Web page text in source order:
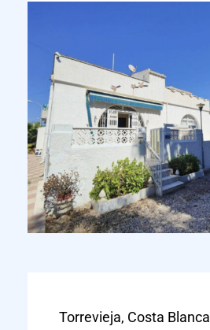
Torrevieja, Costa Blanca